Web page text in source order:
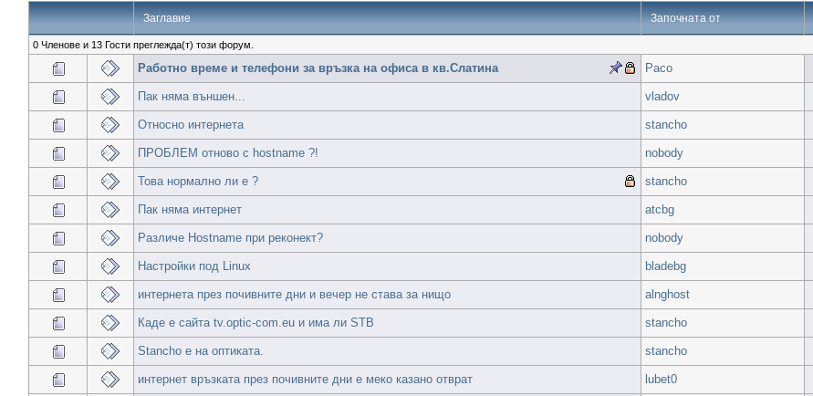
Заглавие Започната от
0 Членове и 13 Гости преглежда(т) този форум.
Работно време и телефони за връзка на офиса в кв.Слатина Paco
Пак няма външен... vladov
Относно интернета stancho
ПРОБЛЕМ отново с hostname ?! nobody
Това нормално ли е ? stancho
Пак няма интернет atcbg
Различе Hostname при реконект? nobody
Настройки под Linux bladebg
интернета през почивните дни и вечер не става за нищо alnghost
Каде е сайта tv.optic-com.eu и има ли STB stancho
Stancho е на оптиката. stancho
интернет връзката през почивните дни е меко казано отврат lubet0